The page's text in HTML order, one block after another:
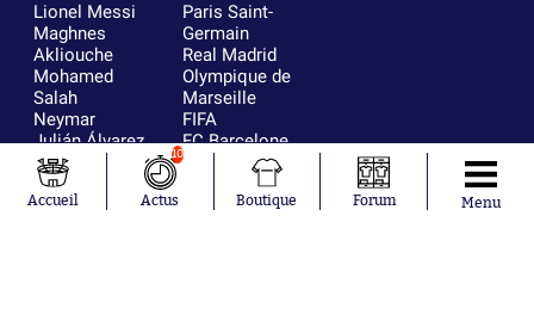
Lionel Messi
Maghnes
Akliouche
Mohamed
Salah
Neymar
Julián Álvarez
Ferrán Torres
Kilian Corredor
Franco
Paris Saint-
Germain
Real Madrid
Olympique de
Marseille
FIFA
FC Barcelone
Argentine
Olympique
lyonnais
Accueil
10
Actus Boutique Forum Menu